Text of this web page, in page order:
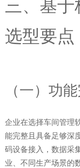
选型要点
（一）功
企业在选择车间管理
能完整且具备足够深
码设备接入，数据采
业、不同生产场景的